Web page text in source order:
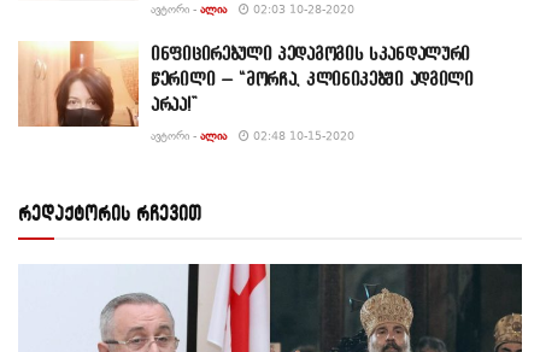
ᲐᲕᲢᲝᲠᲘ - ᲐᲚᲘᲐ 02:03 10-28-2020
ინფიცირებული პედაგოგის სკანდალური
წერილი – “მორჩა, კლინიკებში ადგილი
არაა!”
ᲐᲕᲢᲝᲠᲘ - ᲐᲚᲘᲐ 02:48 10-15-2020
რედაქტორის რჩევით